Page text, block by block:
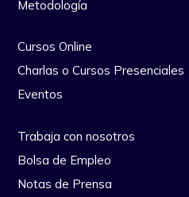
Metodología
Cursos Online
Charlas o Cursos Presenciales
Eventos
Trabaja con nosotros
Bolsa de Empleo
Notas de Prensa